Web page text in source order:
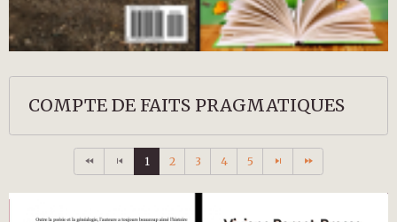
COMPTE DE FAITS PRAGMATIQUES
1 2 3 4 5